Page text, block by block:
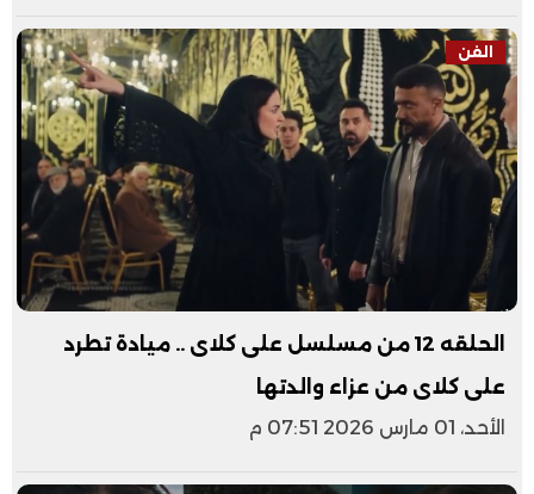
الفن
الحلقه 12 من مسلسل على كلاى .. ميادة تطرد
على كلاى من عزاء والدتها
الأحد، 01 مارس 2026 07:51 م